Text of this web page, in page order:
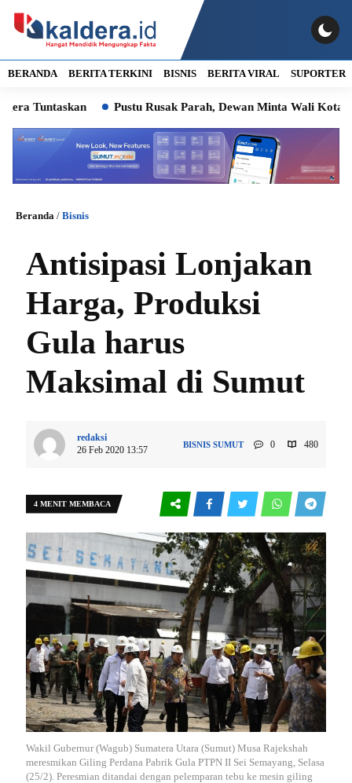
BERANDA BERITA TERKINI BISNIS BERITA VIRAL SUPORTER
Pustu Rusak Parah, Dewan Minta Wali Kota Jangan
Beranda / Bisnis
Antisipasi Lonjakan
Harga, Produksi
Gula harus
Maksimal di Sumut
redaksi
26 Feb 2020 13:57
BISNIS SUMUT 0 480
4 MENIT MEMBACA
Wakil Gubernur (Wagub) Sumatera Utara (Sumut) Musa Rajekshah
meresmikan Giling Perdana Pabrik Gula PTPN II Sei Semayang, Selasa
(25/2). Peresmian ditandai dengan pelemparan tebu ke mesin giling